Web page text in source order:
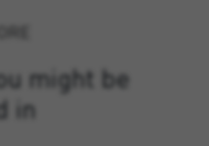
might be
in